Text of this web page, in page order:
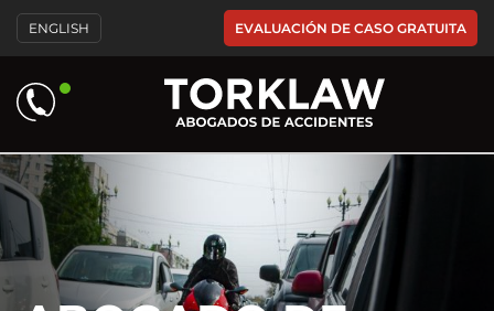
Please
note:
This
includes
an
system.
ENGLISH EVALUACIÓN DE CASO GRATUITA